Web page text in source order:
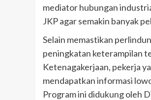
mediator hubungan
JKP agar semakin banyak
Selain memastikan
peningkatan keterampilan
Ketenagakerjaan, pekerja
mendapatkan informasi
Program ini didukung oleh